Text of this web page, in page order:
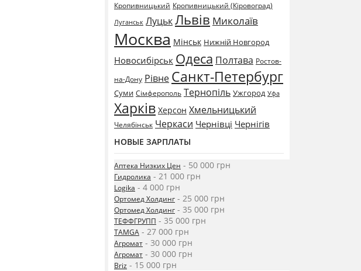
Кропивницький Кропивницький (Кіровоград)
Луганськ ЛуцькЛьвів Миколаїв
Москва Мінськ Нижній Новгород
Новосибірськ Одеса Полтава Ростов-
на-Дону Рівне Санкт-Петербург
Суми Сімферополь Тернопіль Ужгород Уфа
Харків Херсон Хмельницький
Челябінськ Черкаси Чернівці Чернігів
НОВЫЕ ЗАРПЛАТЫ
Аптека Низких Цен - 50 000 грн
Гидролика - 21 000 грн
Logika - 4 000 грн
Ортомед Холдинг - 25 000 грн
Ортомед Холдинг - 35 000 грн
ТЕФФГРУПП - 35 000 грн
TAMGA - 27 000 грн
Агромат - 30 000 грн
Агромат - 30 000 грн
Briz - 15 000 грн